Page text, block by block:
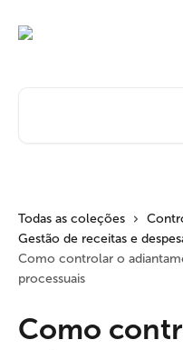
Todas as coleções
Gestão de receitas e
Como controlar o
processuais
Como